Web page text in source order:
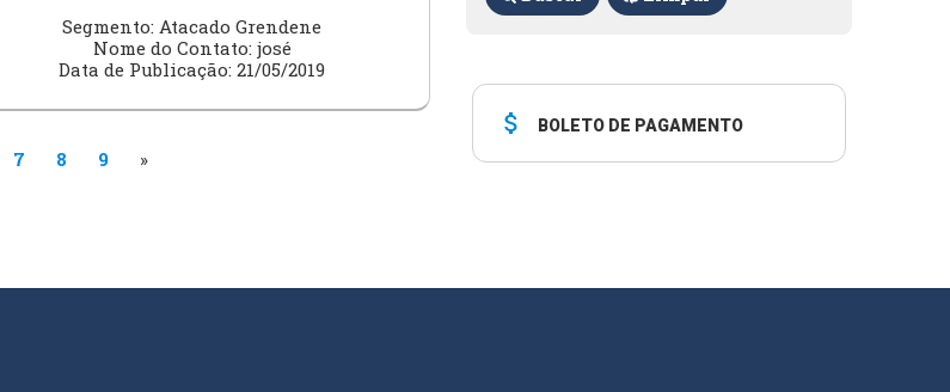
Segmento: Atacado Grendene
Nome do Contato: josé
Data de Publicação: 21/05/2019
7 8 9 »
attach_money BOLETO DE PAGAMENTO